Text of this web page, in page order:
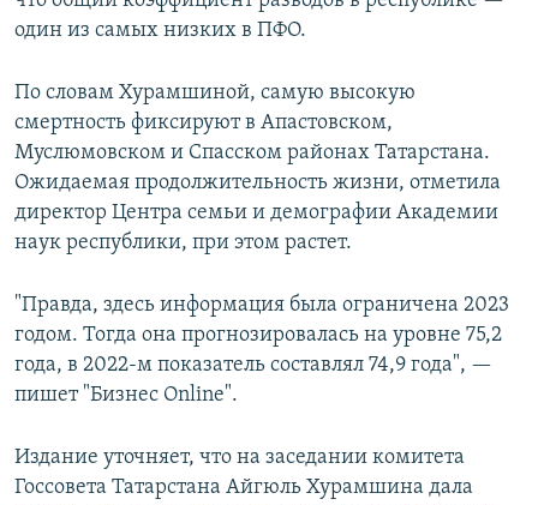
один из самых низких в ПФО.
По словам Хурамшиной, самую высокую
смертность фиксируют в Апастовском,
Муслюмовском и Спасском районах Татарстана.
Ожидаемая продолжительность жизни, отметила
директор Центра семьи и демографии Академии
наук республики, при этом растет.
"Правда, здесь информация была ограничена 2023
годом. Тогда она прогнозировалась на уровне 75,2
года, в 2022-м показатель составлял 74,9 года", —
пишет "Бизнес Online".
Издание уточняет, что на заседании комитета
Госсовета Татарстана Айгюль Хурамшина дала